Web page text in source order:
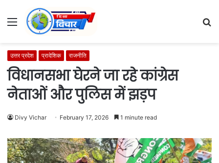
Menu
उत्तर प्रदेश प्रादेशिक राजनीति
विधानसभा घेरने जा रहे कांग्रेस
नेताओं और पुलिस में झड़प
Divy Vichar February 17, 2026 1 minute read